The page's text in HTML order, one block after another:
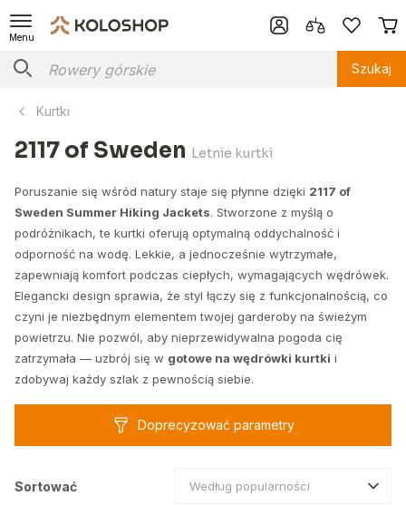
Menu
Szukaj
Kurtki
2117 of Sweden Letnie kurtki
Poruszanie się wśród natury staje się płynne dzięki 2117 of
Sweden Summer Hiking Jackets. Stworzone z myślą o
podróżnikach, te kurtki oferują optymalną oddychalność i
odporność na wodę. Lekkie, a jednocześnie wytrzymałe,
zapewniają komfort podczas ciepłych, wymagających wędrówek.
Elegancki design sprawia, że styl łączy się z funkcjonalnością, co
czyni je niezbędnym elementem twojej garderoby na świeżym
powietrzu. Nie pozwól, aby nieprzewidywalna pogoda cię
zatrzymała — uzbrój się w gotowe na wędrówki kurtki i
zdobywaj każdy szlak z pewnością siebie.
Doprecyzować parametry
Sortować Według popularności